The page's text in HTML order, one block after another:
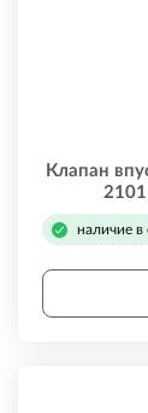
Клапан
наличие в